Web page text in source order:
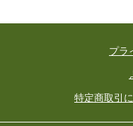
プラ
特定商取引